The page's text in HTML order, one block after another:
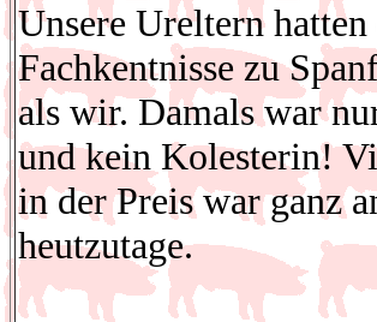
Unsere Ureltern
Fachkentnisse zu
als wir. Damals war
und kein Kolesterin!
in der Preis war ganz
heutzutage.